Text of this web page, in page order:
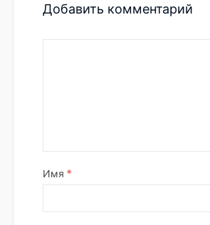
Добавить комментарий
Имя *